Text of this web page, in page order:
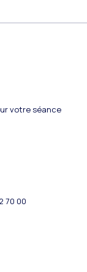
votre séance
70 00